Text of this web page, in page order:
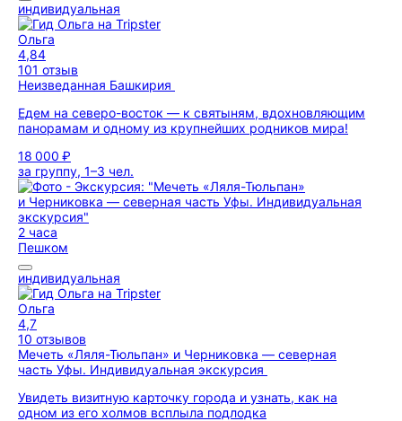
индивидуальная
Ольга
4,84
101 отзыв
Неизведанная Башкирия
Едем на северо-восток — к святыням, вдохновляющим
панорамам и одному из крупнейших родников мира!
18 000 ₽
за группу, 1–3 чел.
2 часа
Пешком
индивидуальная
Ольга
4,7
10 отзывов
Мечеть «Ляля-Тюльпан» и Черниковка — северная
часть Уфы. Индивидуальная экскурсия
Увидеть визитную карточку города и узнать, как на
одном из его холмов всплыла подлодка